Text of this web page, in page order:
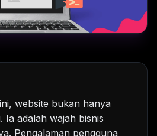
website bukan hanya
Ia adalah wajah bisnis
Pengalaman pengguna